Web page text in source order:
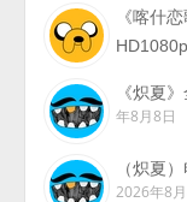
《喀什
《炽夏
年8月8日
（炽夏
2026年8